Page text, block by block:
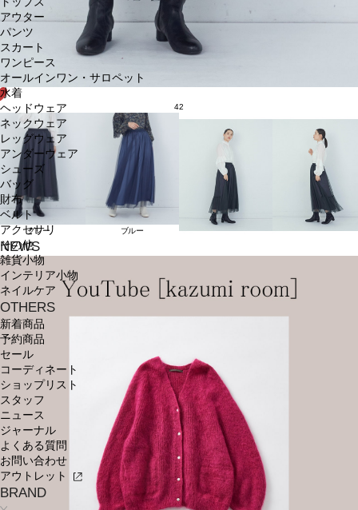
アウター
パンツ
スカート
ワンピース
オールインワン・サロペット
水着
ヘッドウェア
ネックウェア
レッグウェア
アンダーウェア
シューズ
バッグ
財布
ベルト
アクセサリ
その他
雑貨小物
インテリア小物
ネイルケア
OTHERS
新着商品
予約商品
セール
コーディネート
ショップリスト
スタッフ
ニュース
ジャーナル
よくある質問
お問い合わせ
アウトレット
BRAND
42
グレー ブルー
NEWS